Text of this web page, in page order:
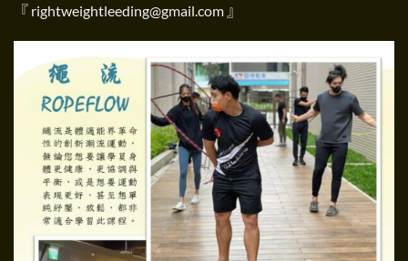
『 rightweightleeding@gmail.com 』